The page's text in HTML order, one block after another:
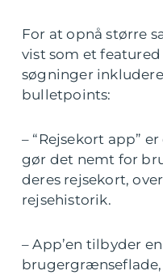
For at opnå større
vist som et
søgninger
bulletpoints:
– “Rejsekort app”
gør det nemt for
deres rejsekort,
rejsehistorik.
– App’en tilbyder